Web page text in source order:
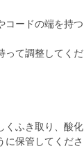
コードの端を持つ
って調整してくだ
くふき取り、酸化
に保管してくださ